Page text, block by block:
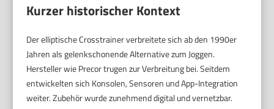
Kurzer historischer Kontext
Der elliptische Crosstrainer verbreitete sich ab den 1990er
Jahren als gelenkschonende Alternative zum Joggen.
Hersteller wie Precor trugen zur Verbreitung bei. Seitdem
entwickelten sich Konsolen, Sensoren und App-Integration
weiter. Zubehör wurde zunehmend digital und vernetzbar.